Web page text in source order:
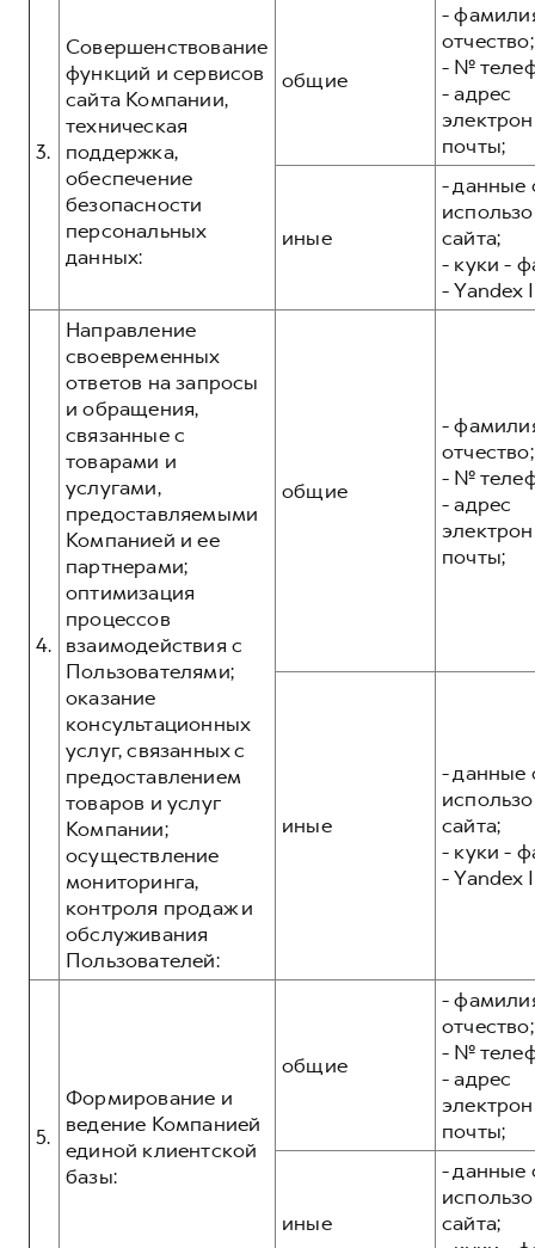
3.
Совершенствование
функций и сервисов
сайта Компании,
техническая
поддержка,
обеспечение
безопасности
персональных
данных:
общие
-
отчество;
- №
- адрес
почты;
иные
- данные
сайта;
- куки -
- Yandex
4.
Направление
своевременных
ответов на запросы
и обращения,
связанные с
товарами и
услугами,
предоставляемыми
Компанией и ее
партнерами;
оптимизация
процессов
взаимодействия с
Пользователями;
оказание
консультационных
услуг, связанных с
предоставлением
товаров и услуг
Компании;
осуществление
мониторинга,
контроля продаж и
обслуживания
Пользователей:
общие
-
отчество;
- №
- адрес
почты;
иные
- данные
сайта;
- куки -
- Yandex
5.
Формирование и
ведение Компанией
единой клиентской
базы:
общие
-
отчество;
- №
- адрес
почты;
иные
- данные
сайта;